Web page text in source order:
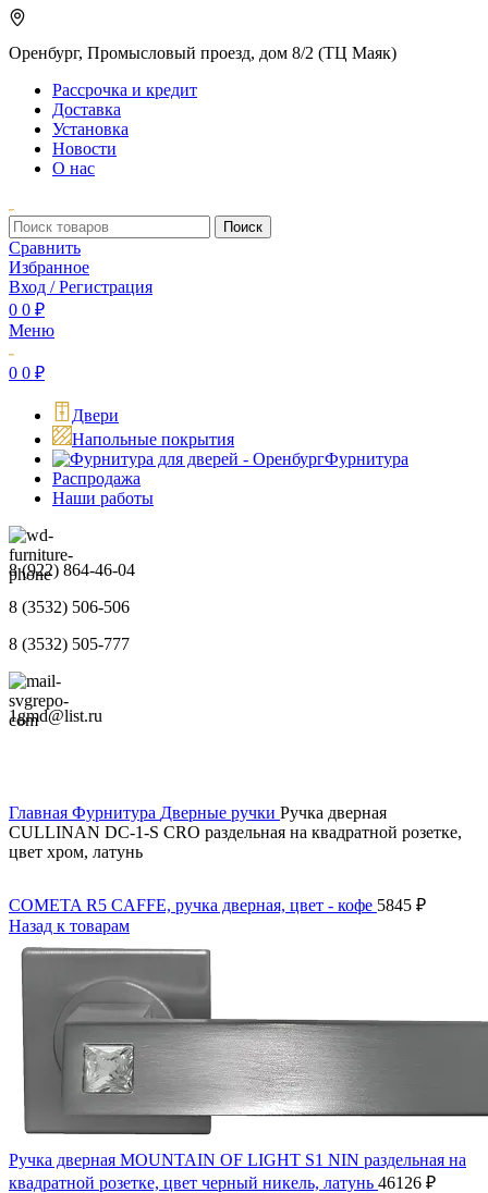
Оренбург, Промысловый проезд, дом 8/2 (ТЦ Маяк)
Рассрочка и кредит
Доставка
Установка
Новости
О нас
Поиск
Сравнить
Избранное
Вход / Регистрация
0 0 ₽
Меню
0 0 ₽
Двери
Напольные покрытия
Фурнитура
Распродажа
Наши работы
8 (922) 864-46-04
8 (3532) 506-506
8 (3532) 505-777
1gmd@list.ru
Главная Фурнитура Дверные ручки Ручка дверная
CULLINAN DC-1-S CRO раздельная на квадратной розетке,
цвет хром, латунь
COMETA R5 CAFFE, ручка дверная, цвет - кофе 5845 ₽
Назад к товарам
Ручка дверная MOUNTAIN OF LIGHT S1 NIN раздельная на
квадратной розетке, цвет черный никель, латунь 46126 ₽